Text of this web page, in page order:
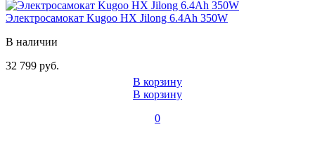
Электросамокат Kugoo HX Jilong 6.4Ah 350W
В наличии
32 799 руб.
В корзину
В корзину
0